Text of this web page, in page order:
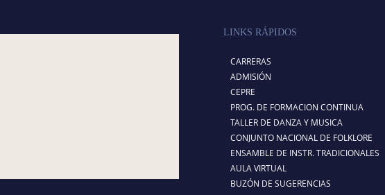
LINKS RÁPIDOS
CARRERAS
ADMISIÓN
CEPRE
PROG. DE FORMACION CONTINUA
TALLER DE DANZA Y MUSICA
CONJUNTO NACIONAL DE FOLKLORE
ENSAMBLE DE INSTR. TRADICIONALES
AULA VIRTUAL
BUZÓN DE SUGERENCIAS